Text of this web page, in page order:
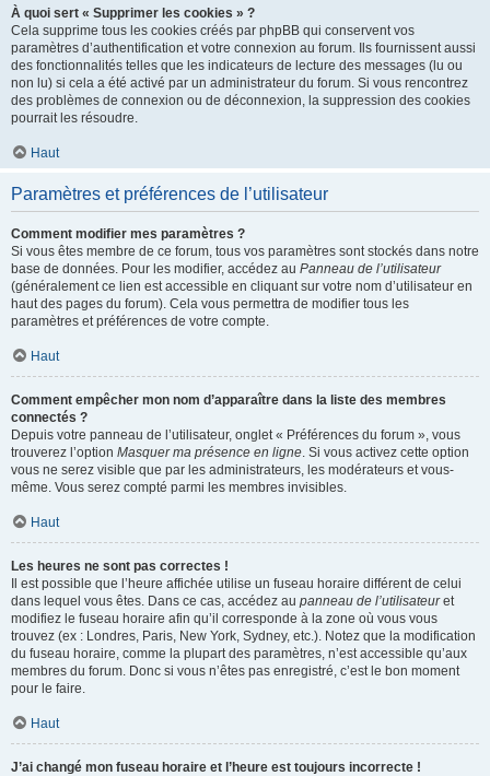
À quoi sert « Supprimer les cookies » ?
Cela supprime tous les cookies créés par phpBB qui conservent vos
paramètres d’authentification et votre connexion au forum. Ils fournissent aussi
des fonctionnalités telles que les indicateurs de lecture des messages (lu ou
non lu) si cela a été activé par un administrateur du forum. Si vous rencontrez
des problèmes de connexion ou de déconnexion, la suppression des cookies
pourrait les résoudre.
Haut
Paramètres et préférences de l’utilisateur
Comment modifier mes paramètres ?
Si vous êtes membre de ce forum, tous vos paramètres sont stockés dans notre
base de données. Pour les modifier, accédez au Panneau de l’utilisateur
(généralement ce lien est accessible en cliquant sur votre nom d’utilisateur en
haut des pages du forum). Cela vous permettra de modifier tous les
paramètres et préférences de votre compte.
Haut
Comment empêcher mon nom d’apparaître dans la liste des membres
connectés ?
Depuis votre panneau de l’utilisateur, onglet « Préférences du forum », vous
trouverez l’option Masquer ma présence en ligne. Si vous activez cette option
vous ne serez visible que par les administrateurs, les modérateurs et vous-
même. Vous serez compté parmi les membres invisibles.
Haut
Les heures ne sont pas correctes !
Il est possible que l’heure affichée utilise un fuseau horaire différent de celui
dans lequel vous êtes. Dans ce cas, accédez au panneau de l’utilisateuret
modifiez le fuseau horaire afin qu’il corresponde à la zone où vous vous
trouvez (ex : Londres, Paris, New York, Sydney, etc.). Notez que la modification
du fuseau horaire, comme la plupart des paramètres, n’est accessible qu’aux
membres du forum. Donc si vous n’êtes pas enregistré, c’est le bon moment
pour le faire.
Haut
J’ai changé mon fuseau horaire et l’heure est toujours incorrecte !